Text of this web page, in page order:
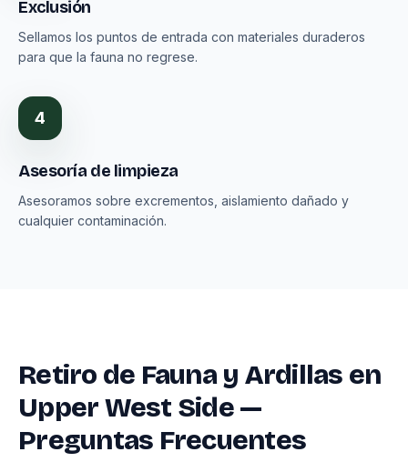
Exclusión
Sellamos los puntos de entrada con materiales duraderos
para que la fauna no regrese.
4
Asesoría de limpieza
Asesoramos sobre excrementos, aislamiento dañado y
cualquier contaminación.
Retiro de Fauna y Ardillas en
Upper West Side —
Preguntas Frecuentes